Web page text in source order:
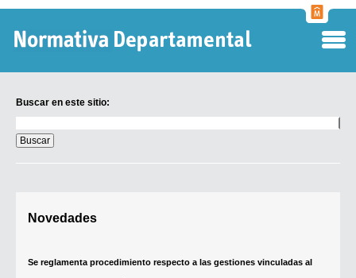
Buscar en este sitio:
en
este
sitio:
Novedades
Se reglamenta procedimiento respecto a las gestiones vinculadas al